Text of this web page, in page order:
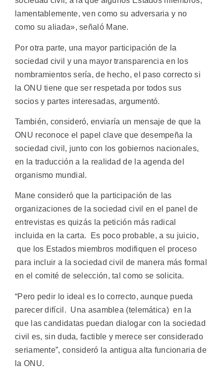
lamentablemente, ven como su adversaria y no
como su aliada», señaló Mane.
Por otra parte, una mayor participación de la
sociedad civil y una mayor transparencia en los
nombramientos sería, de hecho, el paso correcto si
la ONU tiene que ser respetada por todos sus
socios y partes interesadas, argumentó.
También, consideró, enviaría un mensaje de que la
ONU reconoce el papel clave que desempeña la
sociedad civil, junto con los gobiernos nacionales,
en la traducción a la realidad de la agenda del
organismo mundial.
Mane consideró que la participación de las
organizaciones de la sociedad civil en el panel de
entrevistas es quizás la petición más radical
incluida en la carta. Es poco probable, a su juicio,
que los Estados miembros modifiquen el proceso
para incluir a la sociedad civil de manera más formal
en el comité de selección, tal como se solicita.
“Pero pedir lo ideal es lo correcto, aunque pueda
parecer difícil. Una asamblea (telemática) en la
que las candidatas puedan dialogar con la sociedad
civil es, sin duda, factible y merece ser considerado
seriamente”, consideró la antigua alta funcionaria de
la ONU.